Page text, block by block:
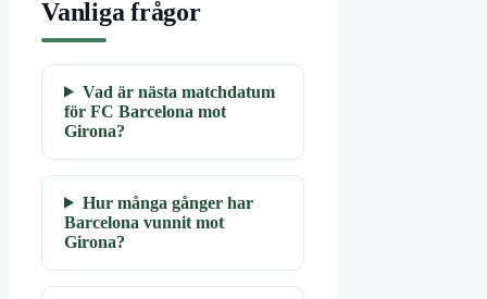
Vanliga frågor
Vad är nästa matchdatum
för FC Barcelona mot
Girona?
Hur många gånger har
Barcelona vunnit mot
Girona?